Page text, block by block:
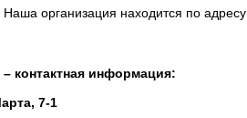
организация находится по адресу
– контактная информация:
7-1